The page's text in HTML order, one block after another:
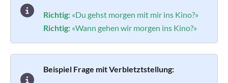
Richtig: «Du gehst morgen mit mir ins Kino?»
Richtig: «Wann gehen wir morgen ins Kino?»
Beispiel Frage mit Verbletztstellung: